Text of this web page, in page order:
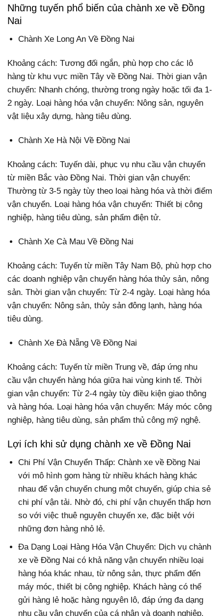
Những tuyến phổ biến của chành xe về Đồng
Nai
Chành Xe Long An Về Đồng Nai
Khoảng cách: Tương đối ngắn, phù hợp cho các lô
hàng từ khu vực miền Tây về Đồng Nai. Thời gian vận
chuyển: Nhanh chóng, thường trong ngày hoặc tối đa 1-
2 ngày. Loại hàng hóa vận chuyển: Nông sản, nguyên
vật liệu xây dựng, hàng tiêu dùng.
Chành Xe Hà Nội Về Đồng Nai
Khoảng cách: Tuyến dài, phục vụ nhu cầu vận chuyển
từ miền Bắc vào Đồng Nai. Thời gian vận chuyển:
Thường từ 3-5 ngày tùy theo loại hàng hóa và thời điểm
vận chuyển. Loại hàng hóa vận chuyển: Thiết bị công
nghiệp, hàng tiêu dùng, sản phẩm điện tử.
Chành Xe Cà Mau Về Đồng Nai
Khoảng cách: Tuyến từ miền Tây Nam Bộ, phù hợp cho
các doanh nghiệp vận chuyển hàng hóa thủy sản, nông
sản. Thời gian vận chuyển: Từ 2-4 ngày. Loại hàng hóa
vận chuyển: Nông sản, thủy sản đông lạnh, hàng hóa
tiêu dùng.
Chành Xe Đà Nẵng Về Đồng Nai
Khoảng cách: Tuyến từ miền Trung về, đáp ứng nhu
cầu vận chuyển hàng hóa giữa hai vùng kinh tế. Thời
gian vận chuyển: Từ 2-4 ngày tùy điều kiện giao thông
và hàng hóa. Loại hàng hóa vận chuyển: Máy móc công
nghiệp, hàng tiêu dùng, sản phẩm thủ công mỹ nghệ.
Lợi ích khi sử dụng chành xe về Đồng Nai
Chi Phí Vận Chuyển Thấp: Chành xe về Đồng Nai
với mô hình gom hàng từ nhiều khách hàng khác
nhau để vận chuyển chung một chuyến, giúp chia sẻ
chi phí vận tải. Nhờ đó, chi phí vận chuyển thấp hơn
so với việc thuê nguyên chuyến xe, đặc biệt với
những đơn hàng nhỏ lẻ.
Đa Dạng Loại Hàng Hóa Vận Chuyển: Dịch vụ chành
xe về Đồng Nai có khả năng vận chuyển nhiều loại
hàng hóa khác nhau, từ nông sản, thực phẩm đến
máy móc, thiết bị công nghiệp. Khách hàng có thể
gửi hàng lẻ hoặc hàng nguyên lô, đáp ứng đa dạng
nhu cầu vận chuyển của cá nhân và doanh nghiệp.